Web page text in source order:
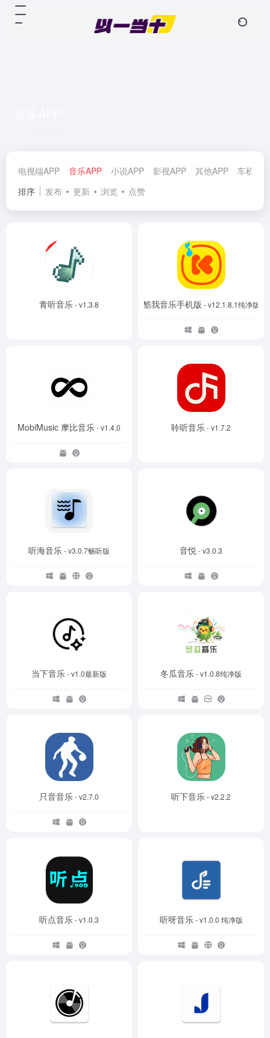
电视端APP 音乐APP 小说APP 影视APP 其他APP
车机APP
排序
发布 更新 浏览 点赞
青听音乐- v1.3.8 酷我音乐手机版 - v12.1.8.1纯净版
MobiMusic 摩比音乐- v1.4.0 聆听音乐- v1.7.2
听海音乐- v3.0.7畅听版 音悦- v3.0.3
当下音乐- v1.0最新版 冬瓜音乐- v1.0.8纯净版
只音音乐- v2.7.0 听下音乐- v2.2.2
听点音乐- v1.0.3 听呀音乐- v1.0.0 纯净版